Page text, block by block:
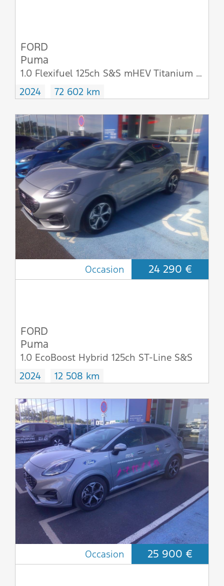
FORD
Puma
1.0 Flexifuel 125ch S&S mHEV Titanium X VU
2024
72 602 km
Occasion 24 290 €
FORD
Puma
1.0 EcoBoost Hybrid 125ch ST-Line S&S
2024
12 508 km
Occasion 25 900 €